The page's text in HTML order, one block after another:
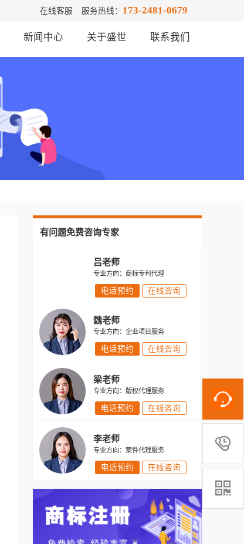
在线客服 服务热线： 173-2481-0679
新闻中心 关于盛世 联系我们
有问题免费咨询专家
吕老师
专业方向：商标专利代理
电话预约 在线咨询
魏老师
专业方向：企业项目服务
电话预约 在线咨询
梁老师
专业方向：版权代理服务
电话预约 在线咨询
李老师
专业方向：案件代理服务
电话预约 在线咨询

